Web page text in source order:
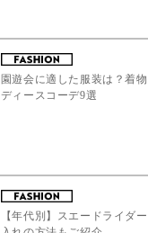
園遊会に適した服装は？着
ディースコーデ9選
【年代別】スエードライダ